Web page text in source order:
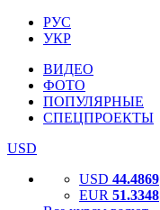
РУС
УКР
ВИДЕО
ФОТО
ПОПУЛЯРНЫЕ
СПЕЦПРОЕКТЫ
USD
USD 44.4869
EUR 51.3348